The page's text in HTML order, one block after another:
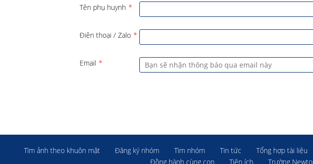
Tên phụ huynh *
Điện thoại / Zalo *
Email *
Tìm ảnh theo khuôn mặt Đăng ký nhóm Tìm nhóm Tin tức Tổng hợp tài liệu
Đồng hành cùng con
Tiện ích Trường